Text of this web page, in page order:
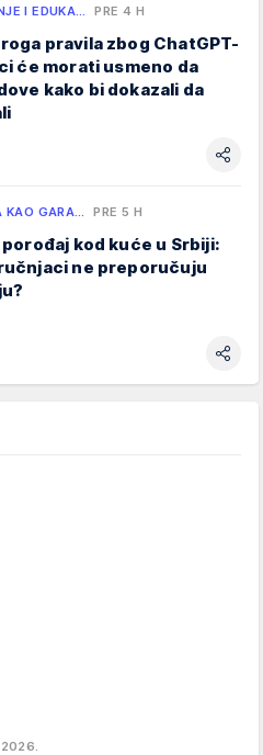
I EDUKA… PRE 4 H
pravila zbog ChatGPT-
će morati usmeno da
kako bi dokazali da
KAO GARA… PRE 5 H
kod kuće u Srbiji:
ne preporučuju